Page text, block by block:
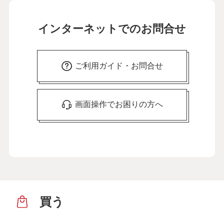
インターネットでのお問合せ
ご利用ガイド・お問合せ
画面操作でお困りの方へ
買う